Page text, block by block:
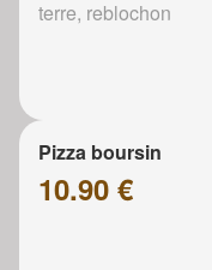
terre, reblochon
Pizza boursin
10.90 €